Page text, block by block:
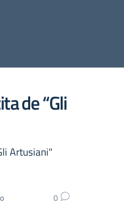
de “Gli
Artusiani"
0